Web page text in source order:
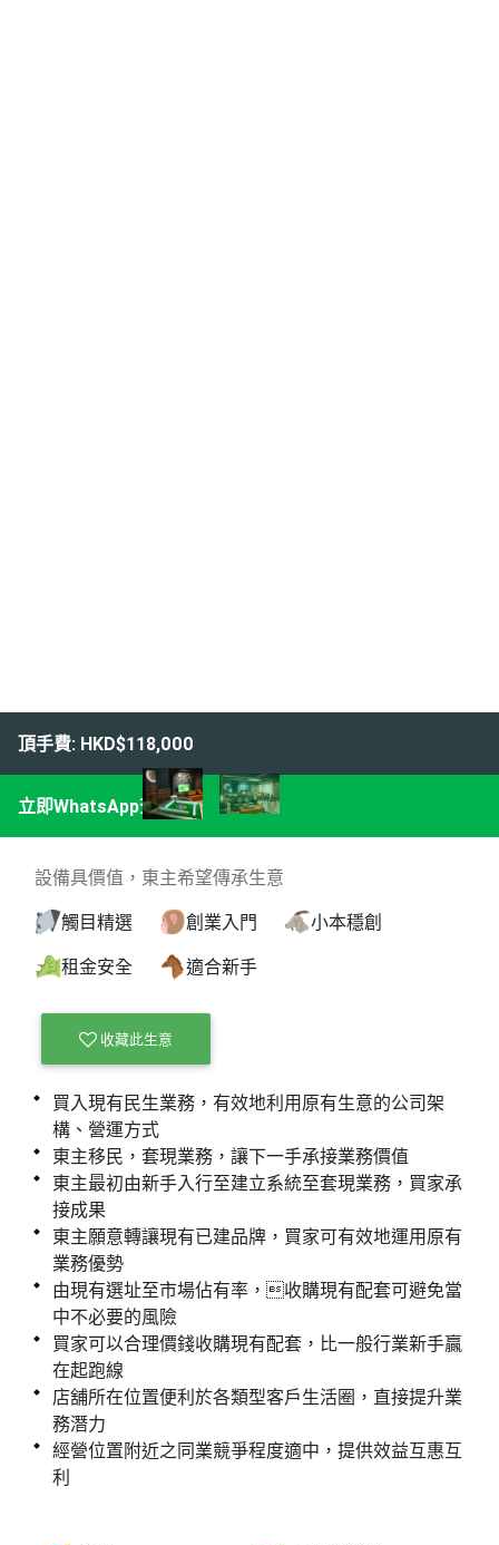
頂手費: HKD$118,000
立即WhatsApp查詢
設備具價值，東主希望傳承生意
觸目精選
創業入門
小本穩創
租金安全
適合新手
收藏此生意
買入現有民生業務，有效地利用原有生意的公司架
構、營運方式
東主移民，套現業務，讓下一手承接業務價值
東主最初由新手入行至建立系統至套現業務，買家承
接成果
東主願意轉讓現有已建品牌，買家可有效地運用原有
業務優勢
由現有選址至市場佔有率，收購現有配套可避免當
中不必要的風險
買家可以合理價錢收購現有配套，比一般行業新手贏
在起跑線
店舖所在位置便利於各類型客戶生活圈，直接提升業
務潛力
經營位置附近之同業競爭程度適中，提供效益互惠互
利